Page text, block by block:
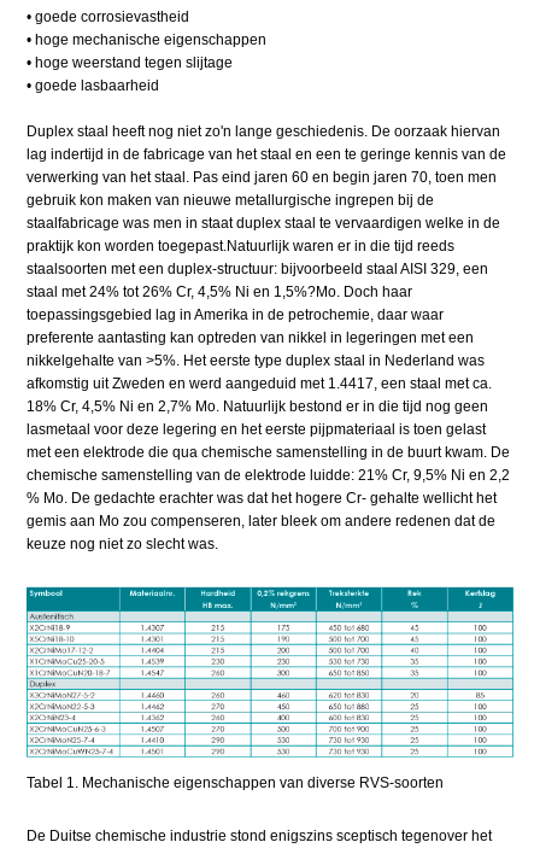
• goede corrosievastheid
• hoge mechanische eigenschappen
• hoge weerstand tegen slijtage
• goede lasbaarheid
Duplex staal heeft nog niet zo'n lange geschiedenis. De oorzaak hiervan
lag indertijd in de fabricage van het staal en een te geringe kennis van de
verwerking van het staal. Pas eind jaren 60 en begin jaren 70, toen men
gebruik kon maken van nieuwe metallurgische ingrepen bij de
staalfabricage was men in staat duplex staal te vervaardigen welke in de
praktijk kon worden toegepast.Natuurlijk waren er in die tijd reeds
staalsoorten met een duplex-structuur: bijvoorbeeld staal AISI 329, een
staal met 24% tot 26% Cr, 4,5% Ni en 1,5%?Mo. Doch haar
toepassingsgebied lag in Amerika in de petrochemie, daar waar
preferente aantasting kan optreden van nikkel in legeringen met een
nikkelgehalte van >5%. Het eerste type duplex staal in Nederland was
afkomstig uit Zweden en werd aangeduid met 1.4417, een staal met ca.
18% Cr, 4,5% Ni en 2,7% Mo. Natuurlijk bestond er in die tijd nog geen
lasmetaal voor deze legering en het eerste pijpmateriaal is toen gelast
met een elektrode die qua chemische samenstelling in de buurt kwam. De
chemische samenstelling van de elektrode luidde: 21% Cr, 9,5% Ni en 2,2
% Mo. De gedachte erachter was dat het hogere Cr- gehalte wellicht het
gemis aan Mo zou compenseren, later bleek om andere redenen dat de
keuze nog niet zo slecht was.
Tabel 1. Mechanische eigenschappen van diverse RVS-soorten
De Duitse chemische industrie stond enigszins sceptisch tegenover het